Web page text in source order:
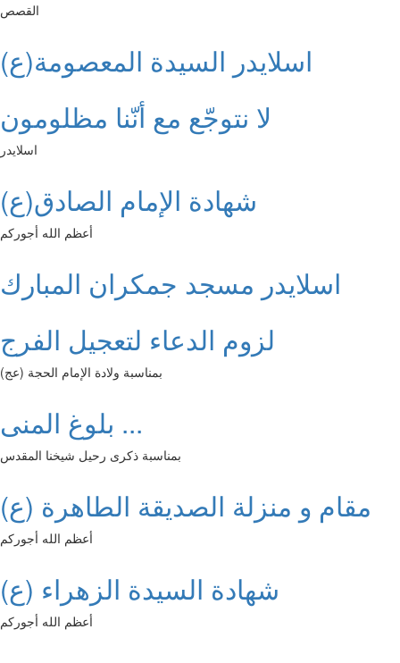
القصص
اسلايدر السيدة المعصومة(ع)
لا نتوجّع مع أنّنا مظلومون
اسلايدر
شهادة الإمام الصادق(ع)
أعظم الله أجوركم
اسلايدر مسجد جمكران المبارك
لزوم الدعاء لتعجيل الفرج
بمناسبة ولادة الإمام الحجة (عج)
بلوغ المنى ...
بمناسبة ذكرى رحيل شيخنا المقدس
مقام و منزلة الصديقة الطاهرة (ع)
أعظم الله أجوركم
شهادة السيدة الزهراء (ع)
أعظم الله أجوركم